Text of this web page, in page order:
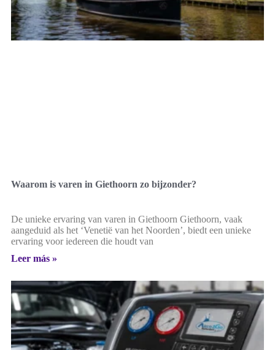
Waarom is varen in Giethoorn zo bijzonder?
De unieke ervaring van varen in Giethoorn Giethoorn, vaak
aangeduid als het ‘Venetië van het Noorden’, biedt een unieke
ervaring voor iedereen die houdt van
Leer más »